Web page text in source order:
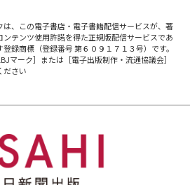
は、この電子書店・電子書籍配信サービスが、著
ンテンツ使用許諾を得た正規版配信サービスであ
登録商標（登録番号 第６０９１７１３号）です。
マーク］または［電子出版制作・流通協議会］
ださい